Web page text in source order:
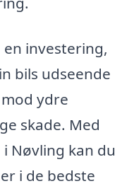
investering,
bils udseende
ydre
skade. Med
Nøvling kan du
i de bedste